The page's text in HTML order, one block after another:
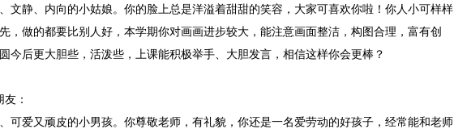
文静、内向的小姑娘。你的脸上总是洋溢着甜甜的笑容，大家可喜欢你啦！你人小可样样
，做的都要比别人好，本学期你对画画进步较大，能注意画面整洁，构图合理，富有创
今后更大胆些，活泼些，上课能积极举手、大胆发言，相信这样你会更棒？
：
可爱又顽皮的小男孩。你尊敬老师，有礼貌，你还是一名爱劳动的好孩子，经常能和老师